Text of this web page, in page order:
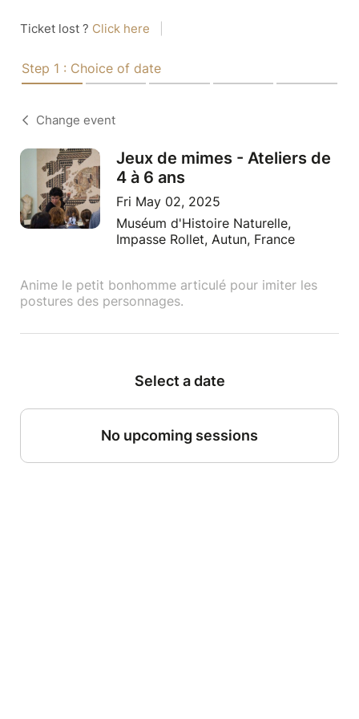
Ticket lost ? Click here
Step 1 : Choice of date
Change event
Jeux de mimes - Ateliers de
4 à 6 ans
Fri May 02, 2025
Muséum d'Histoire Naturelle,
Impasse Rollet, Autun, France
Anime le petit bonhomme articulé pour imiter les
postures des personnages.
Select a date
No upcoming sessions